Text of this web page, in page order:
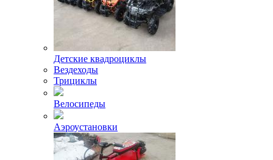
Детские квадроциклы
Вездеходы
Трициклы
Велосипеды
Аэроустановки